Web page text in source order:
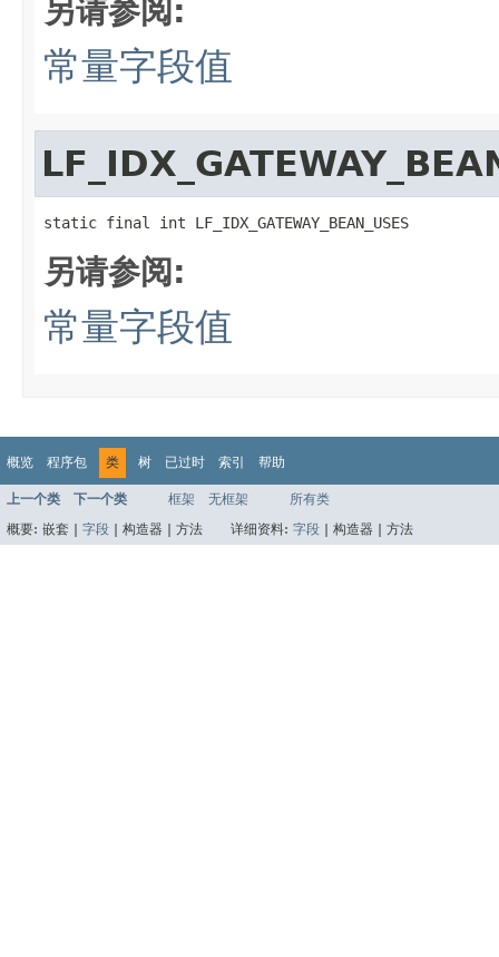
另请参阅:
常量字段值
static final int LF_IDX_GATEWAY_BEAN_USES
另请参阅:
常量字段值
概览 程序包 类 树 已过时 索引 帮助
上一个类 下一个类 框架 无框架
所有类
概要: 嵌套 | 字段 构造器 | 方法 详细资料: 字段 构造器 | 方法